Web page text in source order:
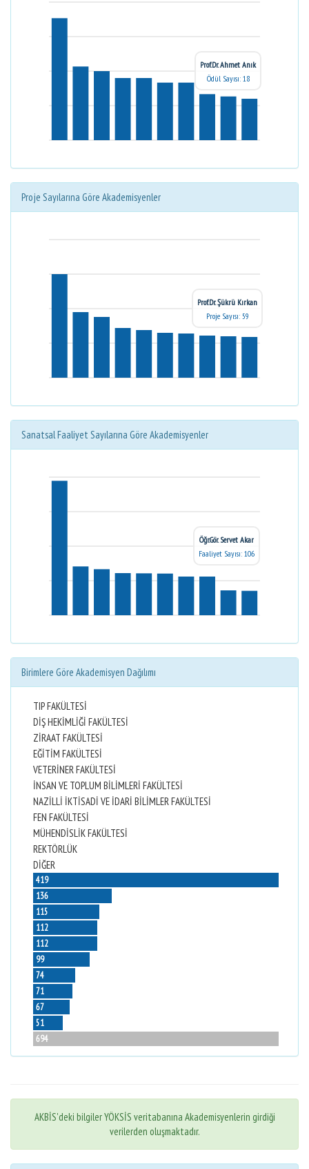
Prof.Dr. Ahmet Anık
Ödül Sayısı: 18
Proje Sayılarına Göre Akademisyenler
Prof.Dr. Şükrü Kırkan
Proje Sayısı: 59
Sanatsal Faaliyet Sayılarına Göre Akademisyenler
Öğr.Gör. Servet Akar
Faaliyet Sayısı: 106
Birimlere Göre Akademisyen Dağılımı
TIP FAKÜLTESİ
DİŞ HEKİMLİĞİ FAKÜLTESİ
ZİRAAT FAKÜLTESİ
EĞİTİM FAKÜLTESİ
VETERİNER FAKÜLTESİ
İNSAN VE TOPLUM BİLİMLERİ FAKÜLTESİ
NAZİLLİ İKTİSADİ VE İDARİ BİLİMLER FAKÜLTESİ
FEN FAKÜLTESİ
MÜHENDİSLİK FAKÜLTESİ
REKTÖRLÜK
DİĞER
419
136
115
112
112
99
74
71
67
51
694
AKBİS'deki bilgiler YÖKSİS veritabanına Akademisyenlerin girdiği
verilerden oluşmaktadır.